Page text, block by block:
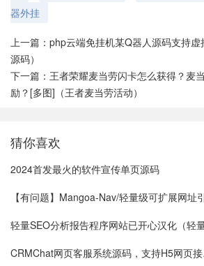
器外挂
上一篇： php云端免挂机某Q器人源码支持
源码）
下一篇： 王者荣耀麦当劳闪卡怎么获得？麦
励？[多图]（王者麦当劳活动）
猜你喜欢
2024首发最火的软件宣传单页源码
【有问题】Mangoa-Nav/轻量级可扩展网址引导系统集成多套模板带后台无需授权
轻量SEO分析报告程序网站已开心汉化（轻量搜索引擎
CRMChat网页客服系统源码，支持H5网页接入（在线客服crm系统）